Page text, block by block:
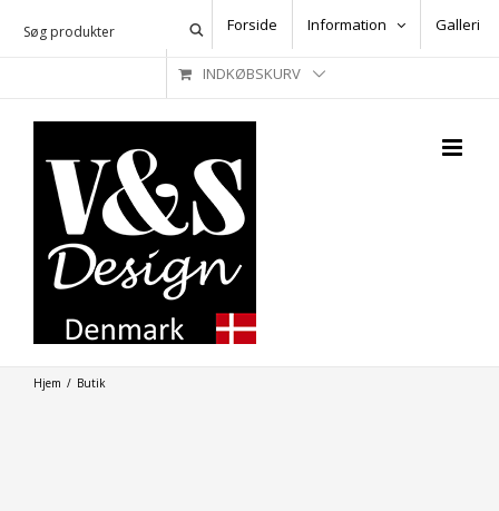
Forside Information Galleri
INDKØBSKURV
Hjem / Butik